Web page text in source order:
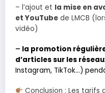
– l’ajout et la mise en
et YouTube de LMCB
vidéo)
– la promotion
d’articles sur les
Instagram, TikTok…)
Conclusion : Les tarifs